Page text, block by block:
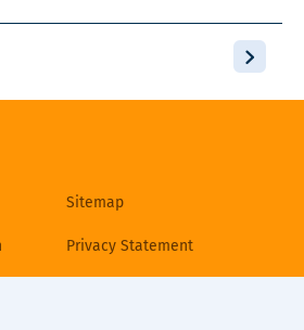
Sitemap
Privacy Statement